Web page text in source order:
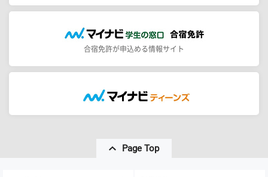
合宿免許が申込める情報サイト
Page Top